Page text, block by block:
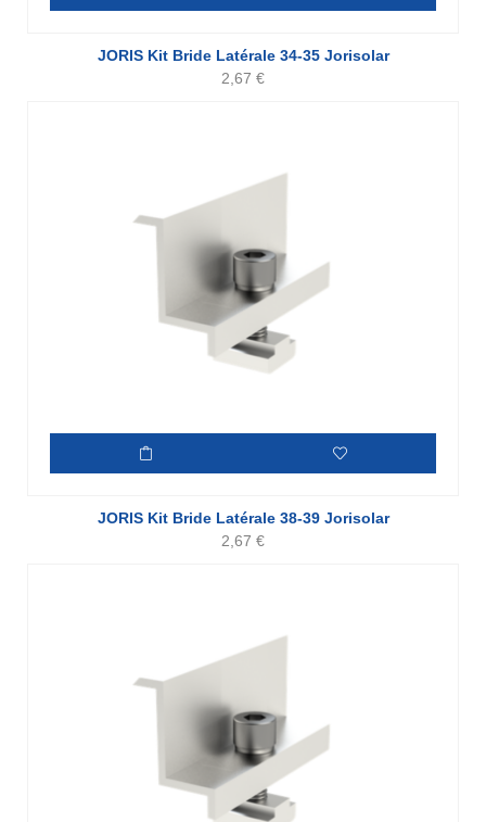
JORIS Kit Bride Latérale 34-35 Jorisolar
2,67 €
JORIS Kit Bride Latérale 38-39 Jorisolar
2,67 €